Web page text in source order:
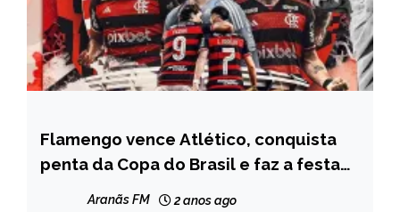
ESPORTES
NOTÍCIAS
Flamengo vence Atlético, conquista
penta da Copa do Brasil e faz a festa
Aranãs FM 2 anos ago